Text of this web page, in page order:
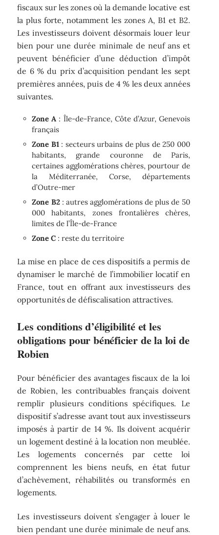
fiscaux sur les zones où la demande locative est
la plus forte, notamment les zones A, B1 et B2.
Les investisseurs doivent désormais louer leur
bien pour une durée minimale de neuf ans et
peuvent bénéficier d’une déduction d’impôt
de 6 % du prix d’acquisition pendant les sept
premières années, puis de 4 % les deux années
suivantes.
Zone A : Île-de-France, Côte d’Azur, Genevois
français
Zone B1: secteurs urbains de plus de 250 000
habitants, grande couronne de Paris,
certaines agglomérations chères, pourtour de
la Méditerranée, Corse, départements
d’Outre-mer
Zone B2: autres agglomérations de plus de 50
000 habitants, zones frontalières chères,
limites de l’Île-de-France
Zone C : reste du territoire
La mise en place de ces dispositifs a permis de
dynamiser le marché de l’immobilier locatif en
France, tout en offrant aux investisseurs des
opportunités de défiscalisation attractives.
Les conditions d’éligibilité et les
obligations pour bénéficier de la loi de
Robien
Pour bénéficier des avantages fiscaux de la loi
de Robien, les contribuables français doivent
remplir plusieurs conditions spécifiques. Le
dispositif s’adresse avant tout aux investisseurs
imposés à partir de 14 %. Ils doivent acquérir
un logement destiné à la location non meublée.
Les logements concernés par cette loi
comprennent les biens neufs, en état futur
d’achèvement, réhabilités ou transformés en
logements.
Les investisseurs doivent s’engager à louer le
bien pendant une durée minimale de neuf ans.